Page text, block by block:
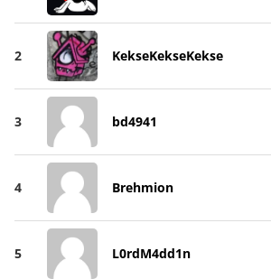
2 KekseKekseKekse
3 bd4941
4 Brehmion
5 L0rdM4dd1n